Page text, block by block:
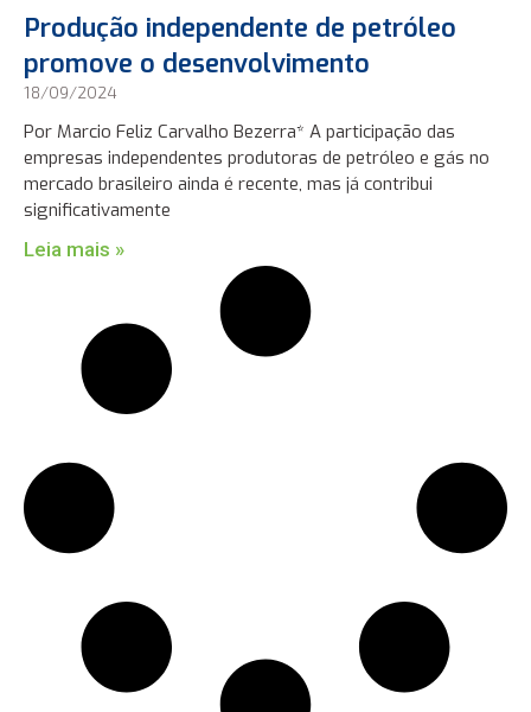
Produção independente de petróleo
promove o desenvolvimento
18/09/2024
Por Marcio Feliz Carvalho Bezerra* A participação das
empresas independentes produtoras de petróleo e gás no
mercado brasileiro ainda é recente, mas já contribui
significativamente
Leia mais »